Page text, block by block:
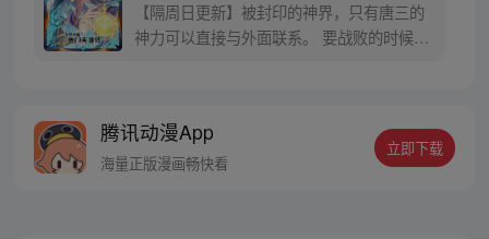
【隔周日更新】被封印的神界，只有唐三的
神力可以直接与外面联系。 要战败的时候，
战！
腾讯动漫App
海量正版漫画畅快看
立即下载